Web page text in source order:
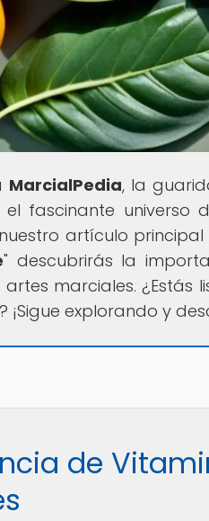
MarcialPedia, la
el fascinante
artículo principal
" descubrirás la
marciales.
explorando y
de